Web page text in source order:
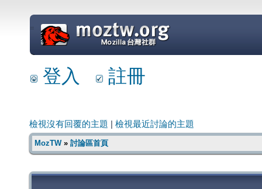
=
登入 註冊
檢視沒有回覆的主題 檢視最近討論的主題
MozTW» 討論區首頁